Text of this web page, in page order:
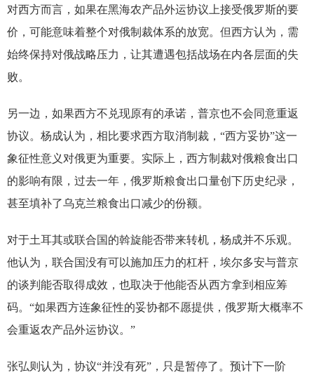
对西方而言，如果在黑海农产品外运协议上接受俄罗斯的要
价，可能意味着整个对俄制裁体系的放宽。但西方认为，需
始终保持对俄战略压力，让其遭遇包括战场在内各层面的失
败。
另一边，如果西方不兑现原有的承诺，普京也不会同意重返
协议。杨成认为，相比要求西方取消制裁，“西方妥协”这一
象征性意义对俄更为重要。实际上，西方制裁对俄粮食出口
的影响有限，过去一年，俄罗斯粮食出口量创下历史纪录，
甚至填补了乌克兰粮食出口减少的份额。
对于土耳其或联合国的斡旋能否带来转机，杨成并不乐观。
他认为，联合国没有可以施加压力的杠杆，埃尔多安与普京
的谈判能否取得成效，也取决于他能否从西方拿到相应筹
码。“如果西方连象征性的妥协都不愿提供，俄罗斯大概率不
会重返农产品外运协议。”
张弘则认为，协议“并没有死”，只是暂停了。预计下一阶